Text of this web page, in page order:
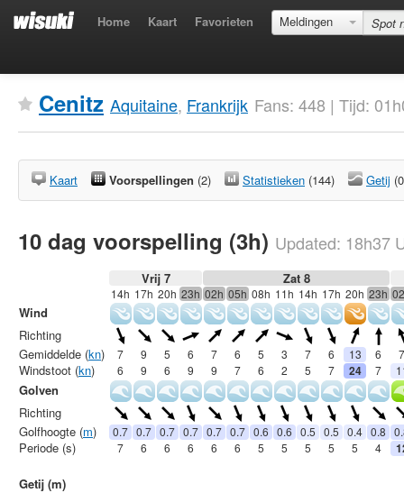
Home Kaart Favorieten Meldingen
Cenitz Aquitaine, Frankrijk Fans: 448 | Tijd:
Kaart Voorspellingen (2) Statistieken (144) Getij
10 dag voorspelling (3h) Updated: 18h37
Vrij 7 Zat 8
14h 17h 20h 23h 02h 05h 08h 11h 14h 17h 20h 23h
7 9 5 6 7 6 5 3 7 6 13 6
7
6
9 6 9 9 7 6 2 5 7 24 7
0.7 0.7 0.7 0.7 0.7 0.7 0.6 0.6 0.5 0.5 0.4 0.8
7
6 6 6 6 6 5 5 5 5 5 4
Wind
Richting
Gemiddelde (kn)
Windstoot (kn)
Golven
Richting
Golfhoogte (m)
Periode (s)
Getij (m)